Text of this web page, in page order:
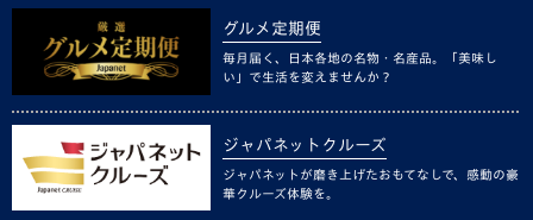
グルメ定期便
毎月届く、日本各地の名物・名産品。「美味し
い」で生活を変えませんか？
ジャパネットクルーズ
ジャパネットが磨き上げたおもてなしで、感動の豪
華クルーズ体験を。